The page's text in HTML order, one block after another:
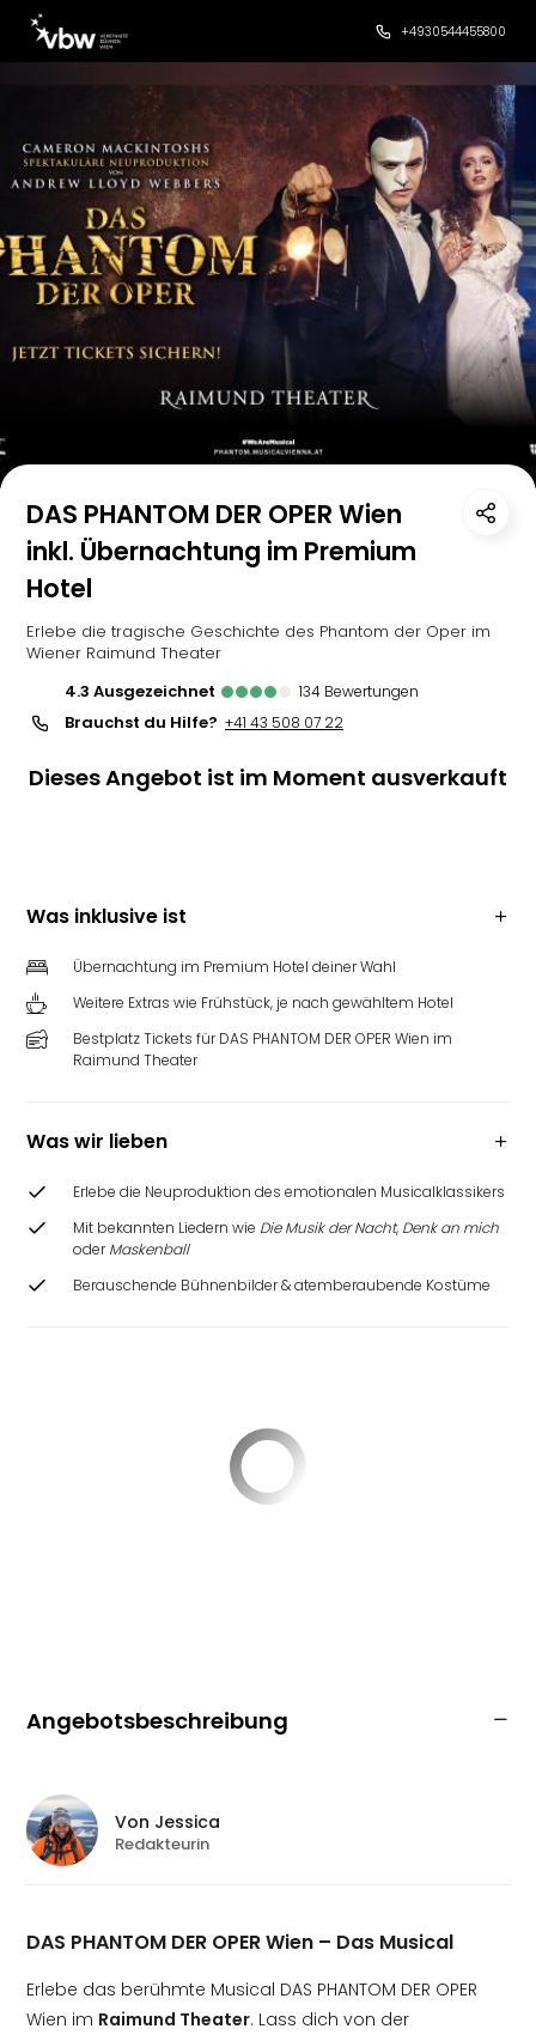
+4930544455800
DAS PHANTOM DER OPER Wien
inkl. Übernachtung im Premium
Hotel
Erlebe die tragische Geschichte des Phantom der Oper im
Wiener Raimund Theater
4.3
ausgezeichnet 134 Bewertungen
Brauchst du Hilfe? +41 43 508 07 22
Dieses Angebot ist im Moment ausverkauft
Was inklusive ist
Übernachtung im Premium Hotel deiner Wahl
Weitere Extras wie Frühstück, je nach gewähltem Hotel
Bestplatz Tickets für DAS PHANTOM DER OPER Wien im
Raimund Theater
Was wir lieben
Erlebe die Neuproduktion des emotionalen Musicalklassikers
Mit bekannten Liedern wie Die Musik der Nacht, Denk an mich
oderMaskenball
Berauschende Bühnenbilder & atemberaubende Kostüme
Angebotsbeschreibung
DAS PHANTOM DER OPER Wien – Das Musical
Erlebe das berühmte Musical DAS PHANTOM DER OPER
Wien im Raimund Theater. Lass dich von der
Von Jessica
Redakteurin